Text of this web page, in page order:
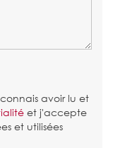
avoir lu et
et j'accepte
et utilisées